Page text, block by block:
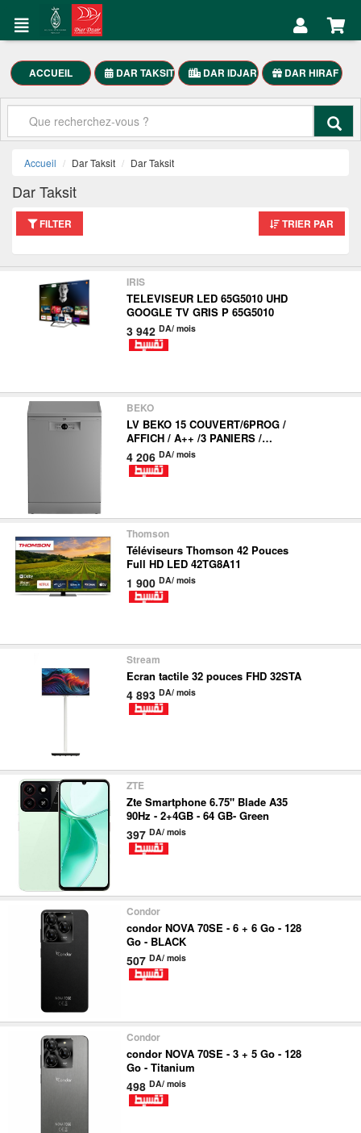
Accueil
Mon
العربية
DAR
TAKSIT
Aide
DAR
TAKSIT
Meubles
Maison
Motocycle
Mon
Compte
ACCUEIL DAR TAKSIT DAR IDJAR DAR HIRAF
Accueil Dar Taksit Dar Taksit
Dar Taksit
FILTER TRIER PAR
IRIS
TELEVISEUR LED 65G5010 UHD
GOOGLE TV GRIS P 65G5010
3 942 DA/ mois
BEKO
LV BEKO 15 COUVERT/6PROG /
AFFICH / A++ /3 PANIERS /
PROSMA BDFN26420SQ
4 206 DA/ mois
Thomson
Téléviseurs Thomson 42 Pouces
Full HD LED 42TG8A11
1 900 DA/ mois
Stream
Ecran tactile 32 pouces FHD 32STA
4 893 DA/ mois
ZTE
Zte Smartphone 6.75" Blade A35
90Hz - 2+4GB - 64 GB- Green
397 DA/ mois
Condor
condor NOVA 70SE - 6 + 6 Go - 128
Go - BLACK
507 DA/ mois
Condor
condor NOVA 70SE - 3 + 5 Go - 128
Go - Titanium
498 DA/ mois